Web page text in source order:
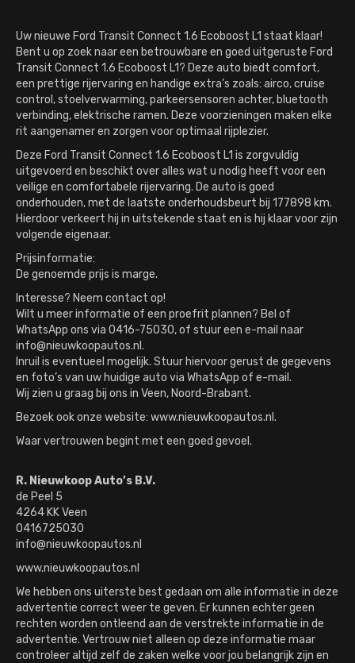
Uw nieuwe Ford Transit Connect 1.6 Ecoboost L1 staat klaar!
Bent u op zoek naar een betrouwbare en goed uitgeruste Ford
Transit Connect 1.6 Ecoboost L1? Deze auto biedt comfort,
een prettige rijervaring en handige extra’s zoals: airco, cruise
control, stoelverwarming, parkeersensoren achter, bluetooth
verbinding, elektrische ramen. Deze voorzieningen maken elke
rit aangenamer en zorgen voor optimaal rijplezier.
Deze Ford Transit Connect 1.6 Ecoboost L1 is zorgvuldig
uitgevoerd en beschikt over alles wat u nodig heeft voor een
veilige en comfortabele rijervaring. De auto is goed
onderhouden, met de laatste onderhoudsbeurt bij 177898 km.
Hierdoor verkeert hij in uitstekende staat en is hij klaar voor zijn
volgende eigenaar.
Prijsinformatie:
De genoemde prijs is marge.
Interesse? Neem contact op!
Wilt u meer informatie of een proefrit plannen? Bel of
WhatsApp ons via 0416-75030, of stuur een e-mail naar
info@nieuwkoopautos.nl.
Inruil is eventueel mogelijk. Stuur hiervoor gerust de gegevens
en foto’s van uw huidige auto via WhatsApp of e-mail.
Wij zien u graag bij ons in Veen, Noord-Brabant.
Bezoek ook onze website: www.nieuwkoopautos.nl.
Waar vertrouwen begint met een goed gevoel.
R. Nieuwkoop Auto’s B.V.
de Peel 5
4264 KK Veen
0416725030
info@nieuwkoopautos.nl
www.nieuwkoopautos.nl
We hebben ons uiterste best gedaan om alle informatie in deze
advertentie correct weer te geven. Er kunnen echter geen
rechten worden ontleend aan de verstrekte informatie in de
advertentie. Vertrouw niet alleen op deze informatie maar
controleer altijd zelf de zaken welke voor jou belangrijk zijn en